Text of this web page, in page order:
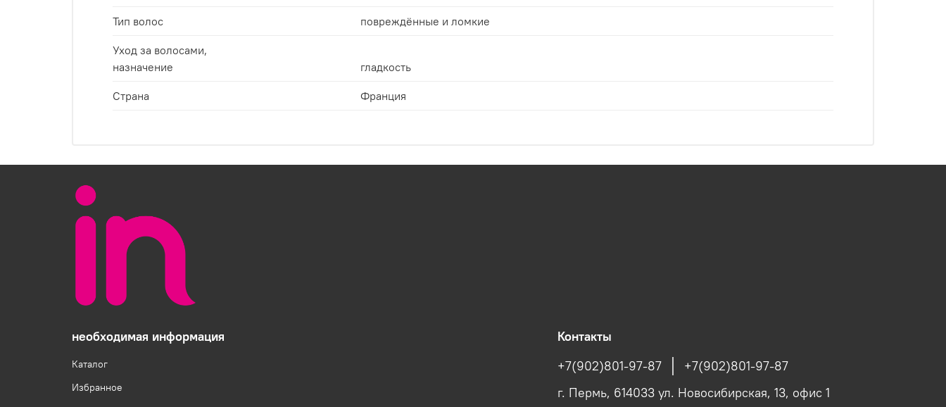
Тип волос повреждённые и ломкие
Уход за волосами,
назначение
гладкость
Страна Франция
необходимая информация
Каталог
Избранное
Контакты
+7(902)801-97-87
+7(902)801-97-87
г. Пермь, 614033 ул. Новосибирская, 13, офис 1